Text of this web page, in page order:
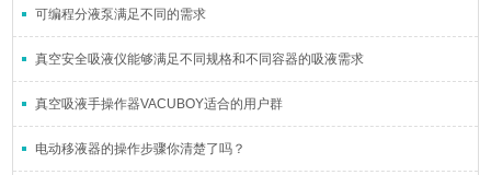
可编程分液泵满足不同的需求
真空安全吸液仪能够满足不同规格和不同容器的吸液需求
真空吸液手操作器VACUBOY适合的用户群
电动移液器的操作步骤你清楚了吗？